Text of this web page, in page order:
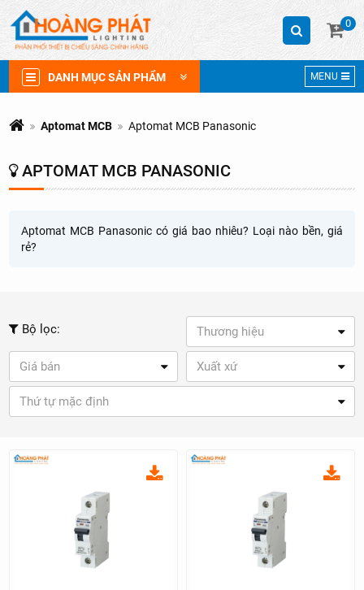
0
DANH MỤC SẢN PHẨM MENU
Aptomat MCB Aptomat MCB Panasonic
APTOMAT MCB PANASONIC
Aptomat MCB Panasonic có giá bao nhiêu? Loại nào bền, giá
rẻ?
Bộ lọc: Thương hiệu
Giá bán Xuất xứ
Thứ tự mặc định